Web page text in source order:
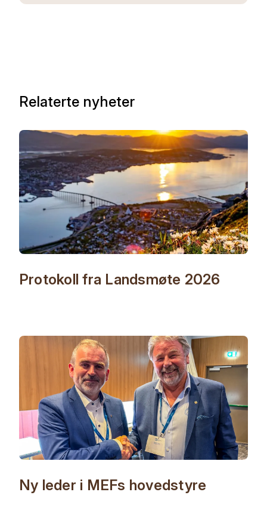
Relaterte nyheter
Protokoll fra Landsmøte 2026
Ny leder i MEFs hovedstyre